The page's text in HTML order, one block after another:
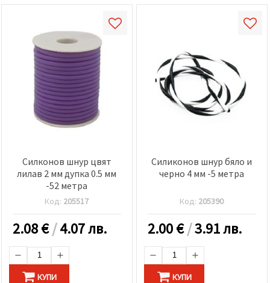
Силконов шнур цвят
лилав 2 мм дупка 0.5 мм
-52 метра
Код: 205517
2.08€/4.07 лв.
КУПИ
Силиконов шнур бяло и
черно 4 мм -5 метра
Код: 205390
2.00€/3.91 лв.
КУПИ